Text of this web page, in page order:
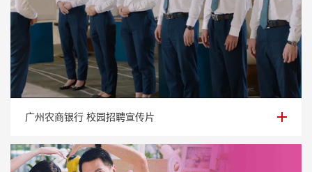
广州农商银行 校园招聘宣传片
广州农商银行 校园招聘宣传片